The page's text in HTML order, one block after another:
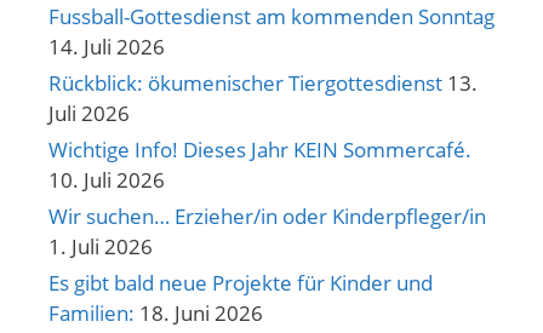
Fussball-Gottesdienst am kommenden Sonntag
14. Juli 2026
Rückblick: ökumenischer Tiergottesdienst 13.
Juli 2026
Wichtige Info! Dieses Jahr KEIN Sommercafé.
10. Juli 2026
Wir suchen… Erzieher/in oder Kinderpfleger/in
1. Juli 2026
Es gibt bald neue Projekte für Kinder und
Familien: 18. Juni 2026